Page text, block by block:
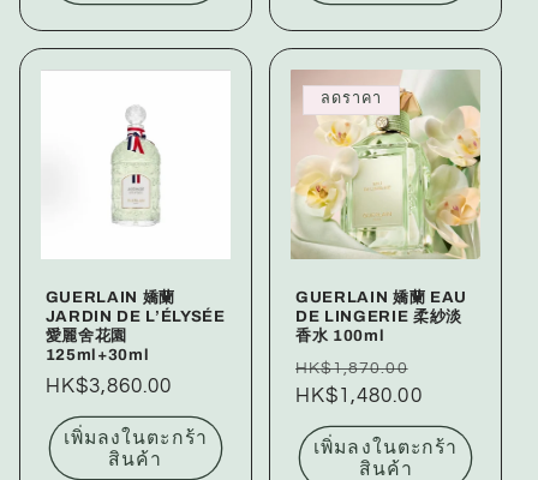
GUERLAIN 嬌蘭
JARDIN DE L’ÉLYSÉE
愛麗舍花園
125ml+30ml
ราคา
ปกติ
HK$3,860.00
เพิ่มลงในตะกร้า
สินค้า
ลดราคา
GUERLAIN 嬌蘭 EAU
DE LINGERIE 柔紗淡
香水 100ml
ราคา
ปกติ
HK$1,870.00
โปรโมชัน
HK$1,480.00
เพิ่มลงในตะกร้า
สินค้า